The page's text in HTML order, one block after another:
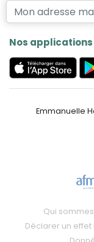
Nos
Emmanuelle
Qui
Déclarer un